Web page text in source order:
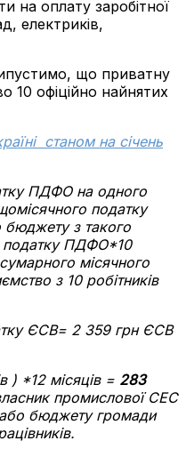
на оплату заробітної
електриків,
що приватну
10 офіційно найнятих
станом на січень
ПДФО на одного
податку
бюджету з такого
податку ПДФО*10
сумарного місячного
з 10 робітників
ЄСВ= 2 359 грн ЄСВ
) *12 місяців = 283
промислової СЕС
бюджету громади